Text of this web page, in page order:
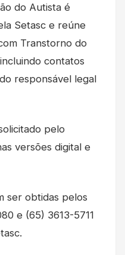
do Autista é
Setasc e reúne
Transtorno do
contatos
responsável legal
pelo
versões digital e
ser obtidas pelos
e (65) 3613-5711